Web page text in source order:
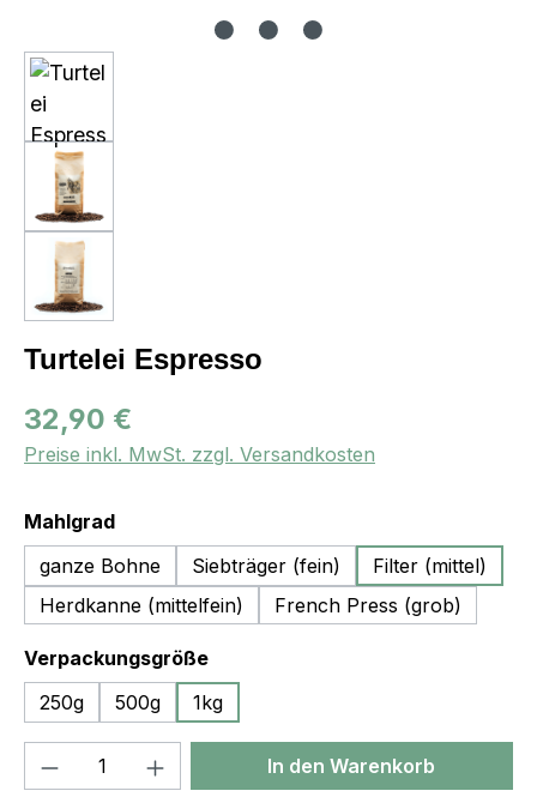
Turtelei Espresso
Regulärer Preis:
32,90 €
Preise inkl. MwSt. zzgl. Versandkosten
Mahlgradauswählen
ganze Bohne
Siebträger (fein)
Filter (mittel)
Herdkanne (mittelfein)
French Press (grob)
Verpackungsgrößeauswählen
250g
500g 1kg
Produkt Anzahl: Gib denIn den Warenkorb